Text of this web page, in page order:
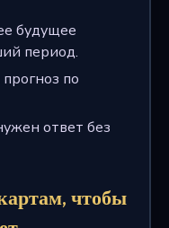
будущее
период.
по
ответ без
чтобы